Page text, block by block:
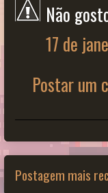
Não
17 de
Postar um
Postagem mais